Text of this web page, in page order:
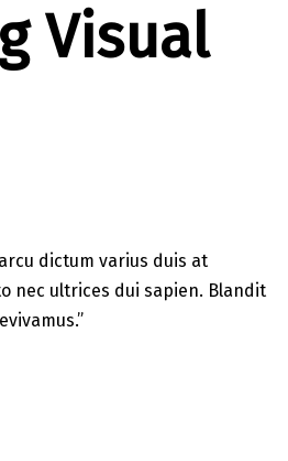
Visual
dictum varius duis at
nec ultrices dui sapien. Blandit